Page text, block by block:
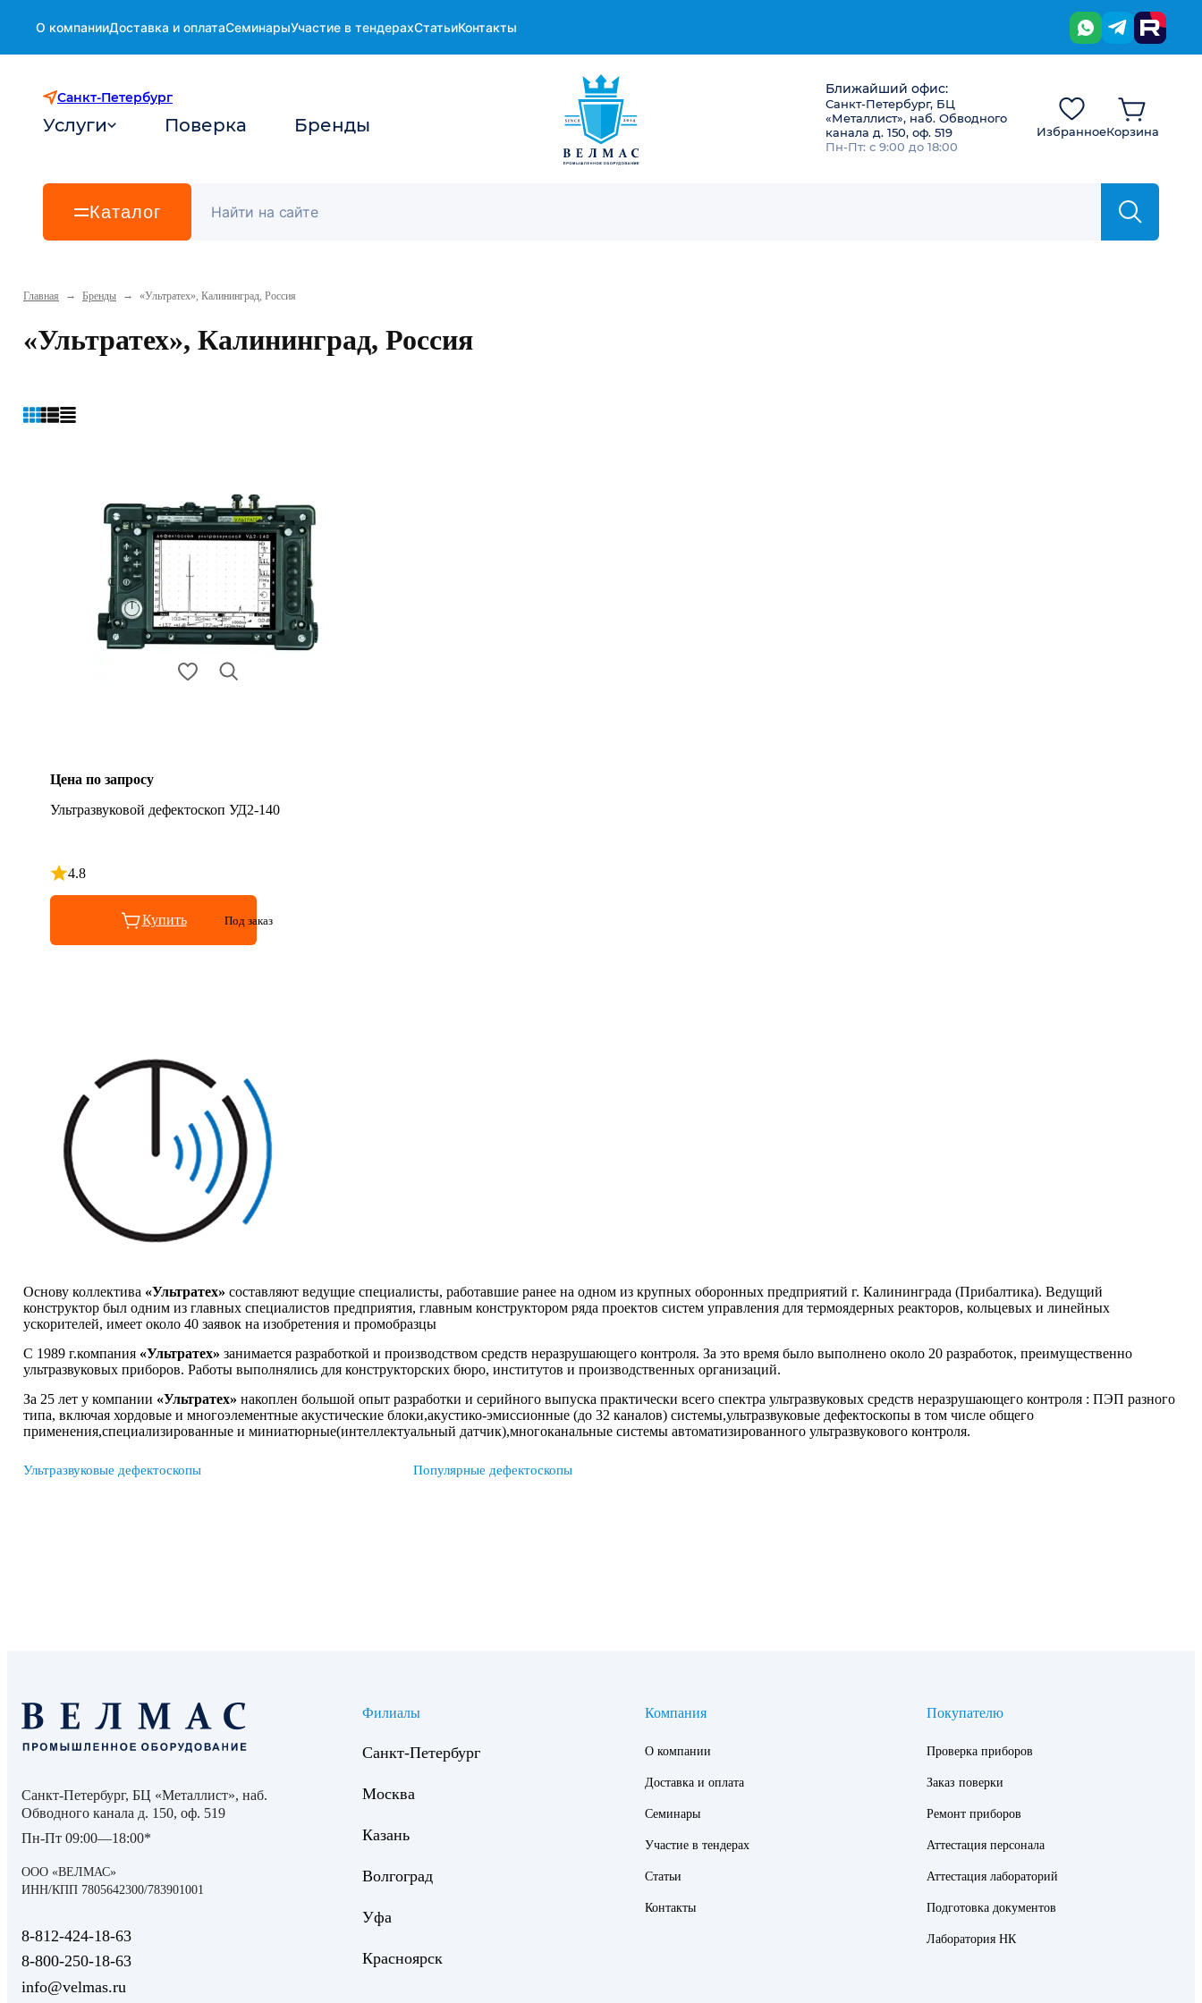
О компанииДоставка и оплатаСеминарыУчастие в тендерахСтатьиКонтакты
Санкт-Петербург
Услуги Поверка Бренды
Ближайший офис:
Санкт-Петербург, БЦ
«Металлист», наб. Обводного
канала д. 150, оф. 519
Пн-Пт: с 9:00 до 18:00
ИзбранноеКорзина
Каталог
Главная → Бренды → «Ультратех», Калининград, Россия
«Ультратех», Калининград, Россия
Цена по запросу
Ультразвуковой дефектоскоп УД2-140
4.8
Рейтинг 4.8 из 5
Купить Под заказ
Основу коллектива «Ультратех» составляют ведущие специалисты, работавшие ранее на одном из крупных оборонных предприятий г. Калининграда (Прибалтика). Ведущий
конструктор был одним из главных специалистов предприятия, главным конструктором ряда проектов систем управления для термоядерных реакторов, кольцевых и линейных
ускорителей, имеет около 40 заявок на изобретения и промобразцы
С 1989 г.компания «Ультратех» занимается разработкой и производством средств неразрушающего контроля. За это время было выполнено около 20 разработок, преимущественно
ультразвуковых приборов. Работы выполнялись для конструкторских бюро, институтов и производственных организаций.
За 25 лет у компании «Ультратех» накоплен большой опыт разработки и серийного выпуска практически всего спектра ультразвуковых средств неразрушающего контроля : ПЭП разного
типа, включая хордовые и многоэлементные акустические блоки,акустико-эмиссионные (до 32 каналов) системы,ультразвуковые дефектоскопы в том числе общего
применения,специализированные и миниатюрные(интеллектуальный датчик),многоканальные системы автоматизированного ультразвукового контроля.
Ультразвуковые дефектоскопы Популярные дефектоскопы
Санкт-Петербург, БЦ «Металлист», наб.
Обводного канала д. 150, оф. 519
Пн-Пт 09:00—18:00*
ООО «ВЕЛМАС»
ИНН/КПП 7805642300/783901001
8‑812‑424‑18‑63
8‑800‑250‑18‑63
info@velmas.ru
Филиалы
Санкт-Петербург
Москва
Казань
Волгоград
Уфа
Красноярск
Компания
О компании
Доставка и оплата
Семинары
Участие в тендерах
Статьи
Контакты
Покупателю
Проверка приборов
Заказ поверки
Ремонт приборов
Аттестация персонала
Аттестация лабораторий
Подготовка документов
Лаборатория НК